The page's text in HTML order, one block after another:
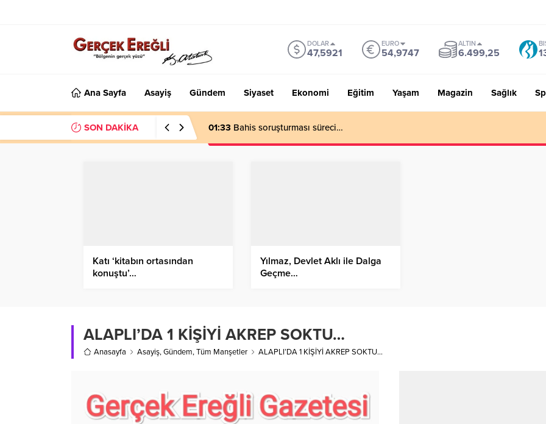
DOLAR
47,5921
EURO
54,9747
ALTIN
6.499,25
Ana Sayfa Asayiş Gündem Siyaset Ekonomi Eğitim Yaşam Magazin Sağlık
SON DAKİKA 01:33 Bahis soruşturması süreci…
Katı ‘kitabın ortasından
konuştu’…
Yılmaz, Devlet Aklı ile Dalga
Geçme…
ALAPLI’DA 1 KİŞİYİ AKREP SOKTU…
Anasayfa Asayiş,Gündem,Tüm Manşetler ALAPLI’DA 1 KİŞİYİ AKREP SOKTU…